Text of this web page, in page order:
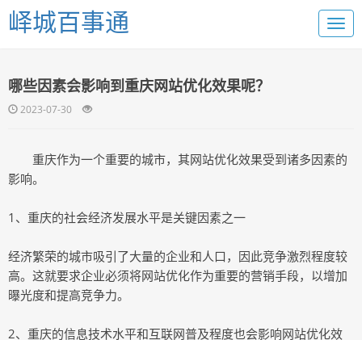
峄城百事通
哪些因素会影响到重庆网站优化效果呢？
2023-07-30
重庆作为一个重要的城市，其网站优化效果受到诸多因素的
影响。
1、重庆的社会经济发展水平是关键因素之一
经济繁荣的城市吸引了大量的企业和人口，因此竞争激烈程度较
高。这就要求企业必须将网站优化作为重要的营销手段，以增加
曝光度和提高竞争力。
2、重庆的信息技术水平和互联网普及程度也会影响网站优化效